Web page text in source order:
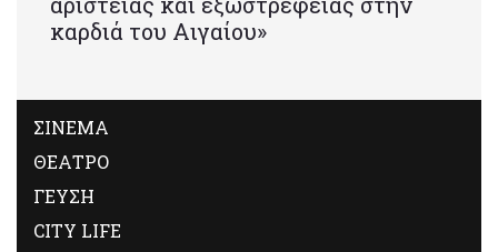
καρδιά του Αιγαίου»
ΣΙΝΕΜΑ
ΘΕΑΤΡΟ
ΓΕΥΣΗ
CITY LIFE